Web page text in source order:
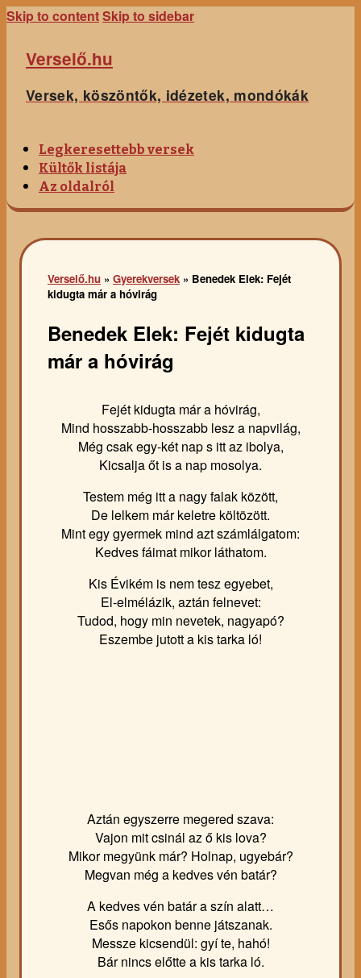
Skip to contentSkip to sidebar
Verselő.hu
Versek, köszöntők, idézetek, mondókák
Legkeresettebb versek
Kültők listája
Az oldalról
Verselő.hu » Gyerekversek » Benedek Elek: Fejét
kidugta már a hóvirág
Benedek Elek: Fejét kidugta
már a hóvirág
Fejét kidugta már a hóvirág,
Mind hosszabb-hosszabb lesz a napvilág,
Még csak egy-két nap s itt az ibolya,
Kicsalja őt is a nap mosolya.
Testem még itt a nagy falak között,
De lelkem már keletre költözött.
Mint egy gyermek mind azt számlálgatom:
Kedves fáimat mikor láthatom.
Kis Évikém is nem tesz egyebet,
El-elmélázik, aztán felnevet:
Tudod, hogy min nevetek, nagyapó?
Eszembe jutott a kis tarka ló!
Aztán egyszerre megered szava:
Vajon mit csinál az ő kis lova?
Mikor megyünk már? Holnap, ugyebár?
Megvan még a kedves vén batár?
A kedves vén batár a szín alatt…
Esős napokon benne játszanak.
Messze kicsendül: gyí te, hahó!
Bár nincs előtte a kis tarka ló.